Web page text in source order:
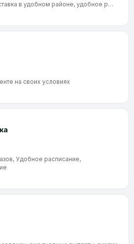
в удобном районе, удобное р…
на своих условиях
Удобное расписание,